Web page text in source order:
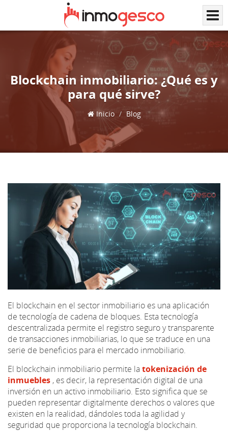
Blockchain inmobiliario: ¿Qué es y
para qué sirve?
Inicio Blog
El blockchain en el sector inmobiliario es una aplicación
de tecnología de cadena de bloques. Esta tecnología
descentralizada permite el registro seguro y transparente
de transacciones inmobiliarias, lo que se traduce en una
serie de beneficios para el mercado inmobiliario.
El blockchain inmobiliario permite latokenización de
inmuebles , es decir, la representación digital de una
inversión en un activo inmobiliario. Esto significa que se
pueden representar digitalmente derechos o valores que
existen en la realidad, dándoles toda la agilidad y
seguridad que proporciona la tecnología blockchain.